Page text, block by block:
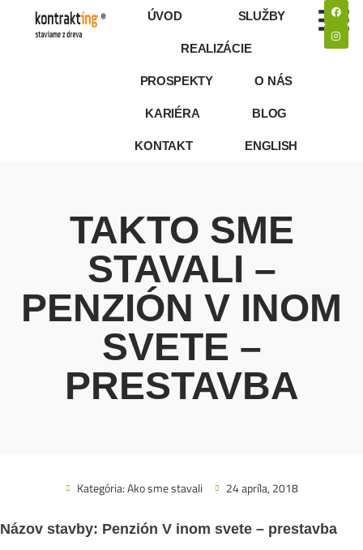
ÚVOD SLUŽBY
REALIZÁCIE
PROSPEKTY O NÁS
KARIÉRA BLOG
KONTAKT ENGLISH
TAKTO SME
STAVALI –
PENZIÓN V INOM
SVETE –
PRESTAVBA
Kategória:Ako sme stavali 24 apríla, 2018
Názov stavby: Penzión V inom svete – prestavba